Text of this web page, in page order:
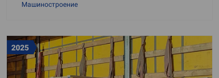
Машиностроение
2025